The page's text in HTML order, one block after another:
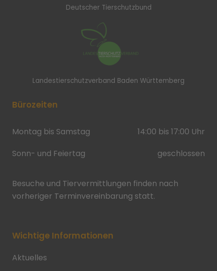
Deutscher Tierschutzbund
Landestierschutzverband Baden Württemberg
Bürozeiten
Montag bis Samstag
14:00 bis 17:00 Uhr
Sonn- und Feiertag
geschlossen
Besuche und Tiervermittlungen finden nach
vorheriger Terminvereinbarung statt.
Wichtige Informationen
Aktuelles